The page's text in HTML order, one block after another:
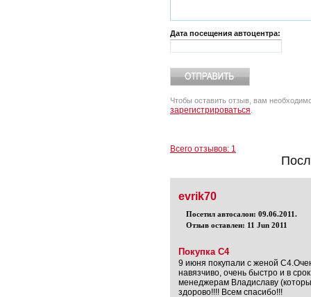
Дата посещения автоцентра:
Чтобы оставить отзыв, вам
зарегистрироваться
Всего отзывов: 1
evrik70
Посетил автосалон: 09.06.2011.
Отзыв оставлен: 11 Jun 2011
Покупка С4
9 июня покупали с женой
навязчиво, очень быстро и в
менеджерам Владиславу
здорово!!!! Всем спасибо!!!